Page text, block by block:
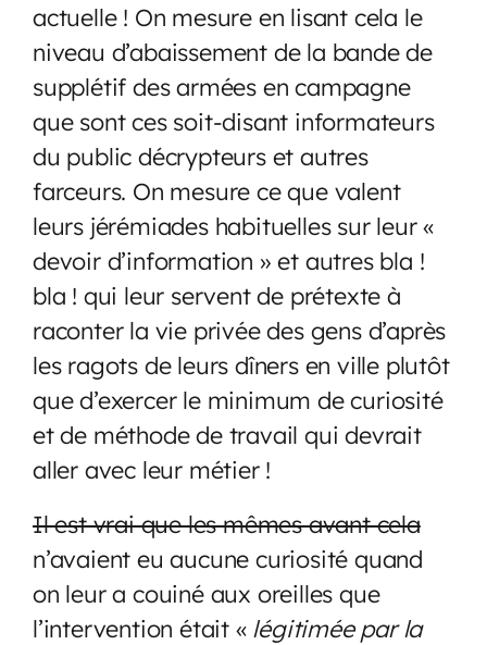
actuelle ! On mesure en lisant cela le
niveau d’abaissement de la bande de
supplétif des armées en campagne
que sont ces soit-disant informateurs
du public décrypteurs et autres
farceurs. On mesure ce que valent
leurs jérémiades habituelles sur leur «
devoir d’information » et autres bla !
bla ! qui leur servent de prétexte à
raconter la vie privée des gens d’après
les ragots de leurs dîners en ville plutôt
que d’exercer le minimum de curiosité
et de méthode de travail qui devrait
aller avec leur métier !
Il est vrai que les mêmes avant cela
n’avaient eu aucune curiosité quand
on leur a couiné aux oreilles que
l’intervention était «légitimée par la